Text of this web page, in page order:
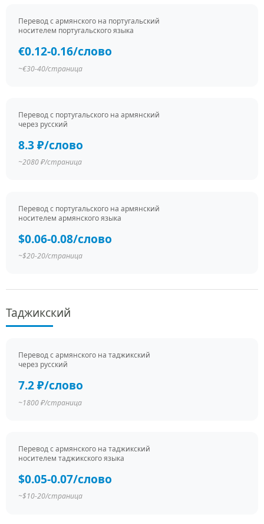
Перевод c армянского на португальский
носителем португальского языка
€0.12-0.16/слово
~€30-40/страница
Перевод c португальского на армянский
через русский
8.3 ₽/слово
~2080 ₽/страница
Перевод c португальского на армянский
носителем армянского языка
$0.06-0.08/слово
~$20-20/страница
Таджикский
Перевод c армянского на таджикский
через русский
7.2 ₽/слово
~1800 ₽/страница
Перевод c армянского на таджикский
носителем таджикского языка
$0.05-0.07/слово
~$10-20/страница